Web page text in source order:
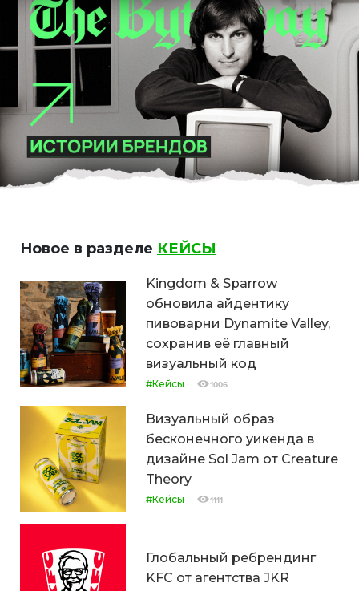
Новое в разделе КЕЙСЫ
Kingdom & Sparrow
обновила айдентику
пивоварни Dynamite Valley,
сохранив её главный
визуальный код
#Кейсы 1006
Визуальный образ
бесконечного уикенда в
дизайне Sol Jam от Creature
Theory
#Кейсы 1111
Глобальный ребрендинг
KFC от агентства JKR